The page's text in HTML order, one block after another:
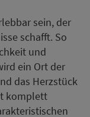
sein, der
schafft. So
und
ein Ort der
das Herzstück
komplett